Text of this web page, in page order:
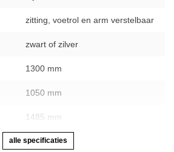
zitting, voetrol en arm verstelbaar
zwart of zilver
1300 mm
1050 mm
1485 mm
alle specificaties